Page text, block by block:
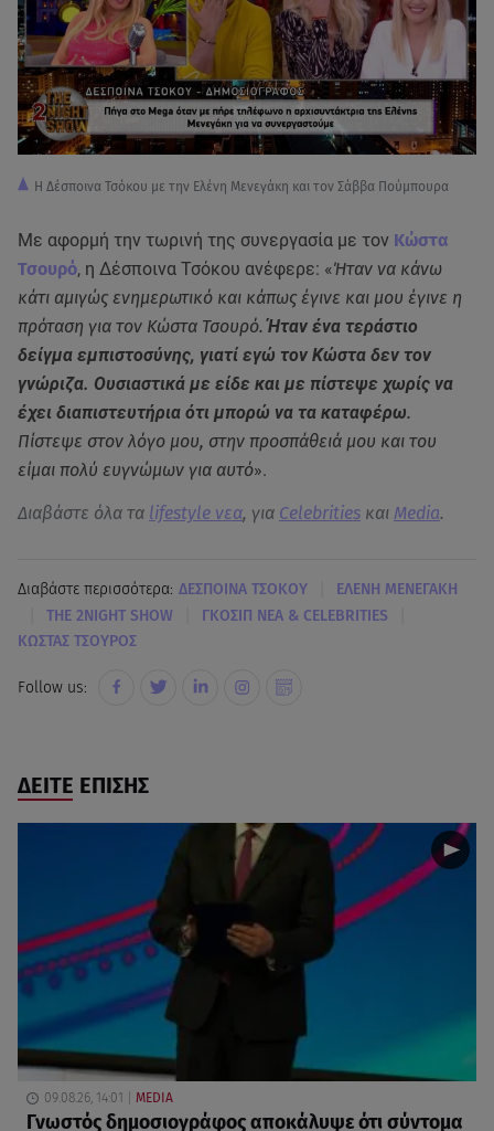
Η Δέσποινα Τσόκου με την Ελένη Μενεγάκη και τον Σάββα Πούμπουρα
Με αφορμή την τωρινή της συνεργασία με τον Κώστα
Τσουρό, η Δέσποινα Τσόκου ανέφερε: «Ήταν να κάνω
κάτι αμιγώς ενημερωτικό και κάπως έγινε και μου έγινε η
πρόταση για τον Κώστα Τσουρό.Ήταν ένα τεράστιο
δείγμα εμπιστοσύνης, γιατί εγώ τον Κώστα δεν τον
γνώριζα. Ουσιαστικά με είδε και με πίστεψε χωρίς να
έχει διαπιστευτήρια ότι μπορώ να τα καταφέρω.
Πίστεψε στον λόγο μου, στην προσπάθειά μου και του
είμαι πολύ ευγνώμων για αυτό».
Διαβάστε όλα τα lifestyle νεα, για Celebrities και Media.
Διαβάστε περισσότερα: ΔΕΣΠΟΙΝΑ ΤΣΟΚΟΥ ΕΛΕΝΗ ΜΕΝΕΓΑΚΗ
THE 2NIGHT SHOW ΓΚΟΣΙΠ ΝΕΑ & CELEBRITIES
ΚΩΣΤΑΣ ΤΣΟΥΡΟΣ
Follow us:
ΔΕΙΤΕ ΕΠΙΣΗΣ
09.08.26, 14:01 MEDIA
Γνωστός δημοσιογράφος αποκάλυψε ότι σύντομα